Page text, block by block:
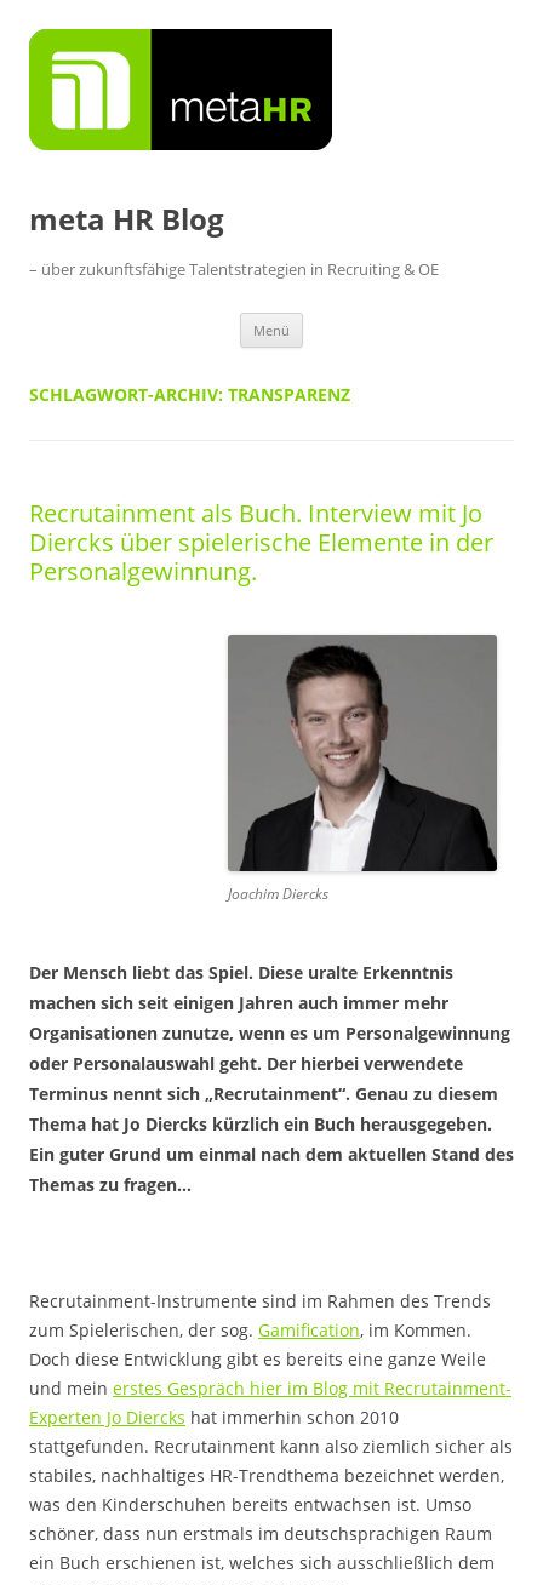
Inhalt
springen
meta HR Blog
– über zukunftsfähige Talentstrategien in Recruiting & OE
Menü
SCHLAGWORT-ARCHIV: TRANSPARENZ
Recrutainment als Buch. Interview mit Jo
Diercks über spielerische Elemente in der
Personalgewinnung.
Joachim Diercks
Der Mensch liebt das Spiel. Diese uralte Erkenntnis
machen sich seit einigen Jahren auch immer mehr
Organisationen zunutze, wenn es um Personalgewinnung
oder Personalauswahl geht. Der hierbei verwendete
Terminus nennt sich „Recrutainment“. Genau zu diesem
Thema hat Jo Diercks kürzlich ein Buch herausgegeben.
Ein guter Grund um einmal nach dem aktuellen Stand des
Themas zu fragen…
Recrutainment-Instrumente sind im Rahmen des Trends
zum Spielerischen, der sog. Gamification, im Kommen.
Doch diese Entwicklung gibt es bereits eine ganze Weile
und mein erstes Gespräch hier im Blog mit Recrutainment-
Experten Jo Diercks hat immerhin schon 2010
stattgefunden. Recrutainment kann also ziemlich sicher als
stabiles, nachhaltiges HR-Trendthema bezeichnet werden,
was den Kinderschuhen bereits entwachsen ist. Umso
schöner, dass nun erstmals im deutschsprachigen Raum
ein Buch erschienen ist, welches sich ausschließlich dem